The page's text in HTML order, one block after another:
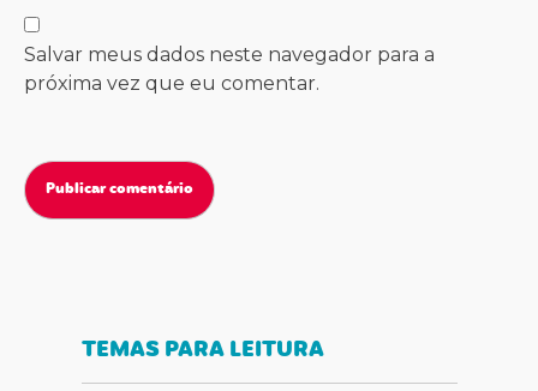
Salvar meus dados neste navegador para a
próxima vez que eu comentar.
TEMAS PARA LEITURA